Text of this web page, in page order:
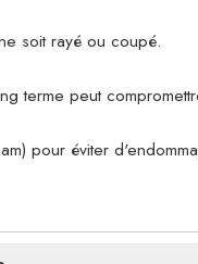
soit rayé ou coupé.
terme peut
pour éviter